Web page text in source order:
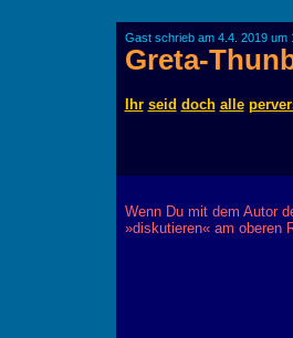
Gast schrieb am 4.4. 2019 um
Greta-
Ihr seid doch alle
Wenn Du mit dem Autor
»diskutieren« am oberen